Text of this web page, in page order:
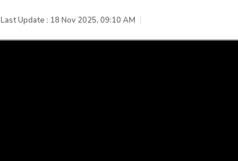
Last Update : 18 Nov 2025, 09:10 AM